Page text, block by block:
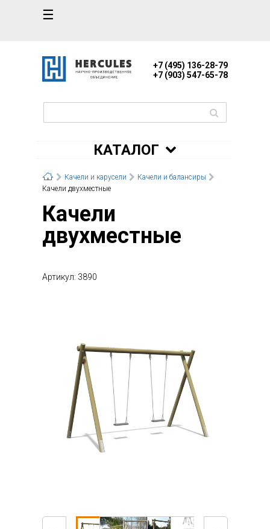
☰
+7 (495) 136-28-79
+7 (903) 547-65-78
КАТАЛОГ
Качели и карусели
Качели и балансиры
Качели двухместные
Качели
двухместные
Артикул: 3890